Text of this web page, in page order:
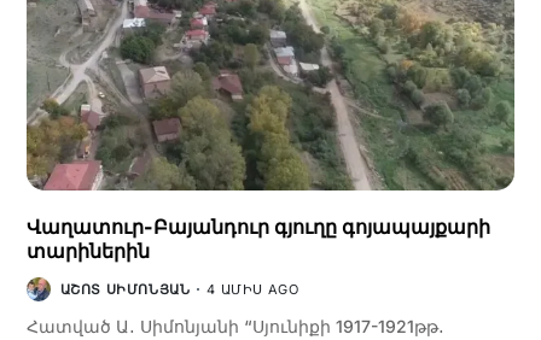
Վաղատուր-Բայանդուր գյուղը գոյապայքարի
տարիներին
ԱՇՈՏ ՍԻՄՈՆՅԱՆ 4 ԱՄԻՍ AGO
Հատված Ա․ Սիմոնյանի “Սյունիքի 1917-1921թթ․